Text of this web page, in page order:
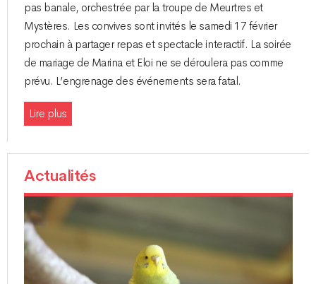
pas banale, orchestrée par la troupe de Meurtres et
Mystères. Les convives sont invités le samedi 17 février
prochain à partager repas et spectacle interactif. La soirée
de mariage de Marina et Eloi ne se déroulera pas comme
prévu. L’engrenage des événements sera fatal.
Lire plus
Actualités